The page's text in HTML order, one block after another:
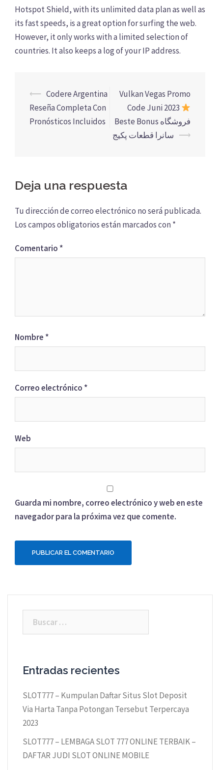
Hotspot Shield, with its unlimited data plan as well as
its fast speeds, is a great option for surfing the web.
However, it only works with a limited selection of
countries. It also keeps a log of your IP address.
Navegación
de
entradas
⟵ Codere Argentina
Reseña Completa Con
Pronósticos Incluidos
Vulkan Vegas Promo
Code Juni 2023
Beste Bonus فروشگاه
سانرا قطعات پکیج ⟶
Deja una respuesta
Tu dirección de correo electrónico no será publicada.
Los campos obligatorios están marcados con*
Comentario *
Nombre *
Correo electrónico *
Web
Guarda mi nombre, correo electrónico y web en este
navegador para la próxima vez que comente.
Entradas recientes
SLOT777 – Kumpulan Daftar Situs Slot Deposit
Via Harta Tanpa Potongan Tersebut Terpercaya
2023
SLOT777 – LEMBAGA SLOT 777 ONLINE TERBAIK –
DAFTAR JUDI SLOT ONLINE MOBILE